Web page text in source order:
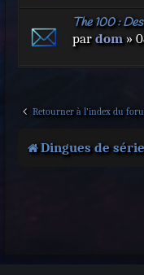
The 100 :
par dom»
Retourner à l’index du
Dingues de